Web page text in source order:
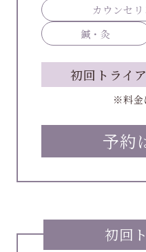
初回トライ
※料金
予約
カウンセ
鍼・灸
初回